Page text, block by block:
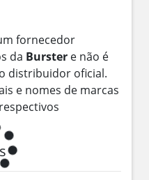
fornecedor
da Burster e não é
distribuidor oficial.
e nomes de marcas